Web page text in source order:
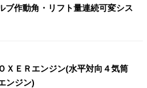
ブ作動角・リフト量連続可変シス
ＸＥＲエンジン(水平対向４気筒
ンジン)